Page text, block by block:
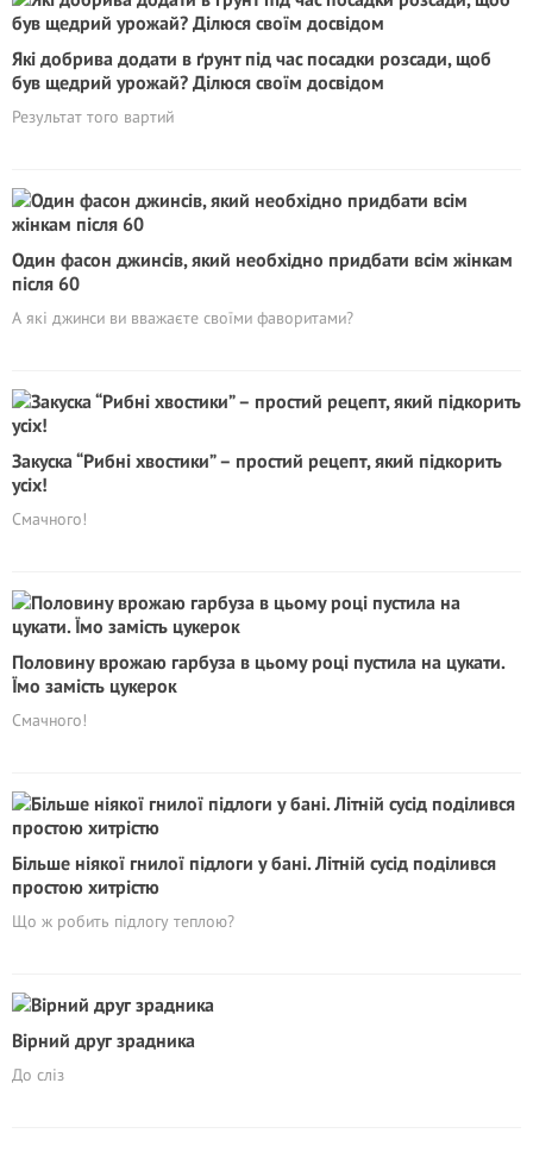
Які добрива додати в ґрунт під час посадки розсади, щоб
був щедрий урожай? Ділюся своїм досвідом
Результат того вартий
Один фасон джинсів, який необхідно пpидбaти всiм жiнкам
після 60
А які джинси ви вважаєте своїми фаворитами?
Закуска “Рибні хвостики” – простий рецепт, який підкорить
усіх!
Смачного!
Половину врожаю гарбуза в цьому році пустила на цукати.
Їмо замість цукерок
Смачного!
Більше ніякої гнилої підлоги у бані. Літній сусід поділився
простою хитрістю
Що ж робить підлогу теплою?
Вірний друг зрадника
До сліз